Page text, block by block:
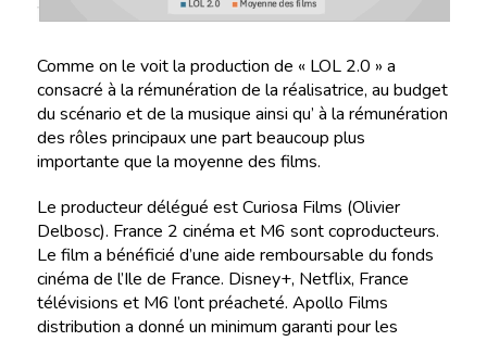
Comme on le voit la production de « LOL 2.0 » a
consacré à la rémunération de la réalisatrice, au budget
du scénario et de la musique ainsi qu’ à la rémunération
des rôles principaux une part beaucoup plus
importante que la moyenne des films.
Le producteur délégué est Curiosa Films (Olivier
Delbosc). France 2 cinéma et M6 sont coproducteurs.
Le film a bénéficié d’une aide remboursable du fonds
cinéma de l’Ile de France. Disney+, Netflix, France
télévisions et M6 l’ont préacheté. Apollo Films
distribution a donné un minimum garanti pour les